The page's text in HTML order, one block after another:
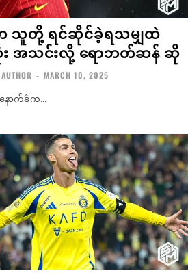
သူတို့ ရင်ဆိုင်ခဲ့ရသမျှထဲ
း အသင်းလို့ ရောဘတ်ဆန် ဆို
- MARCH 10, 2025
ာက်ခံက...